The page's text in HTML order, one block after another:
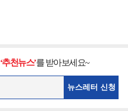
‘추천뉴스’를 받아보세요~
뉴스레터 신청